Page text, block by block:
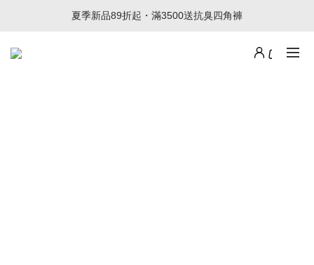
夏季新品89折起・滿3500送抗臭四角褲